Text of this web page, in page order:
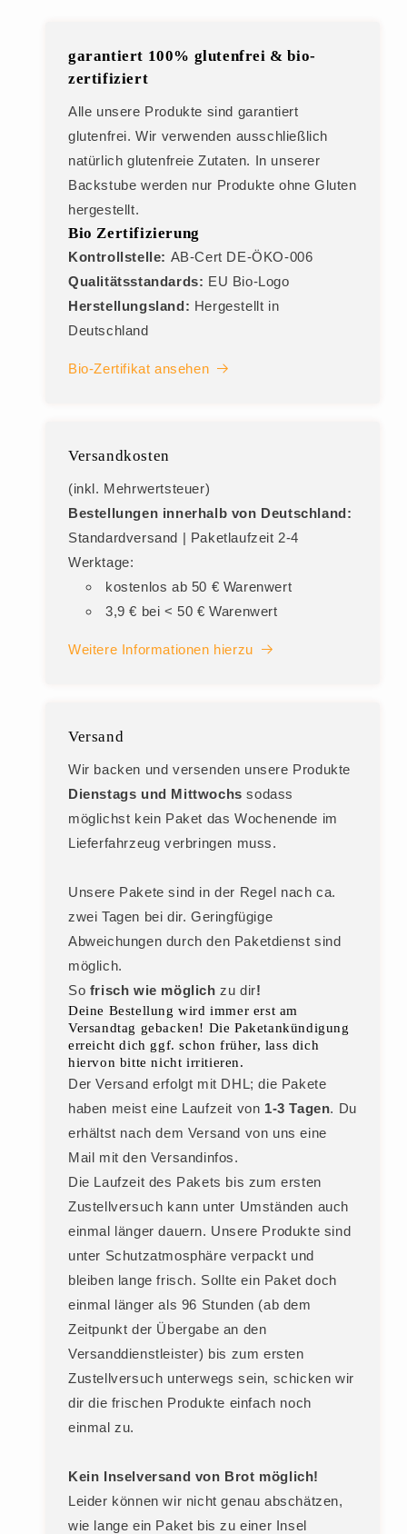
garantiert 100% glutenfrei & bio-
zertifiziert
Alle unsere Produkte sind garantiert
glutenfrei. Wir verwenden ausschließlich
natürlich glutenfreie Zutaten. In unserer
Backstube werden nur Produkte ohne Gluten
hergestellt.
Bio Zertifizierung
Kontrollstelle: AB-Cert DE-ÖKO-006
Qualitätsstandards: EU Bio-Logo
Herstellungsland: Hergestellt in
Deutschland
Bio-Zertifikat ansehen
Versandkosten
(inkl. Mehrwertsteuer)
Bestellungen innerhalb von Deutschland:
Standardversand | Paketlaufzeit 2-4
Werktage:
kostenlos ab 50 € Warenwert
3,9 € bei < 50 € Warenwert
Weitere Informationen hierzu
Versand
Wir backen und versenden unsere Produkte
Dienstags und Mittwochssodass
möglichst kein Paket das Wochenende im
Lieferfahrzeug verbringen muss.
Unsere Pakete sind in der Regel nach ca.
zwei Tagen bei dir. Geringfügige
Abweichungen durch den Paketdienst sind
möglich.
So frisch wie möglichzu dir!
Deine Bestellung wird immer erst am
Versandtag gebacken! Die Paketankündigung
erreicht dich ggf. schon früher, lass dich
hiervon bitte nicht irritieren.
Der Versand erfolgt mit DHL; die Pakete
haben meist eine Laufzeit von 1-3 Tagen. Du
erhältst nach dem Versand von uns eine
Mail mit den Versandinfos.
Die Laufzeit des Pakets bis zum ersten
Zustellversuch kann unter Umständen auch
einmal länger dauern. Unsere Produkte sind
unter Schutzatmosphäre verpackt und
bleiben lange frisch. Sollte ein Paket doch
einmal länger als 96 Stunden (ab dem
Zeitpunkt der Übergabe an den
Versanddienstleister) bis zum ersten
Zustellversuch unterwegs sein, schicken wir
dir die frischen Produkte einfach noch
einmal zu.
Kein Inselversand von Brot möglich!
Leider können wir nicht genau abschätzen,
wie lange ein Paket bis zu einer Insel